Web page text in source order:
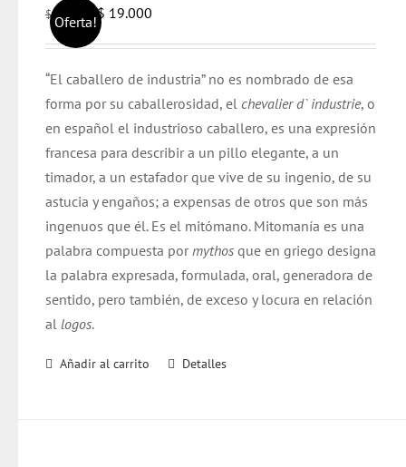
Oferta!
$20.000
El
precio
era:
$ 20.000.
$ 19.000
es:
$ 19.000.
“El caballero de industria” no es nombrado de esa
forma por su caballerosidad, el chevalier d` industrie, o
en español el industrioso caballero, es una expresión
francesa para describir a un pillo elegante, a un
timador, a un estafador que vive de su ingenio, de su
astucia y engaños; a expensas de otros que son más
ingenuos que él. Es el mitómano. Mitomanía es una
palabra compuesta por mythos que en griego designa
la palabra expresada, formulada, oral, generadora de
sentido, pero también, de exceso y locura en relación
al logos.
Añadir al carrito Detalles